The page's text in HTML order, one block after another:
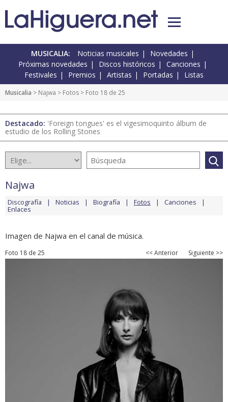
MUSICALIA: Noticias musicales
Novedades
Próximas novedades
Discos históricos
Canciones
Festivales
Premios Artistas Portadas Listas
Musicalia > Najwa > Fotos > Foto 18 de 25
Destacado: 'Foreign tongues' es el vigesimoquinto álbum de
estudio de los Rolling Stones
Najwa
Discografía Noticias Biografía Fotos Canciones
Enlaces
Imagen de Najwa en el canal de música.
Foto 18 de 25 << Anterior Siguiente >>